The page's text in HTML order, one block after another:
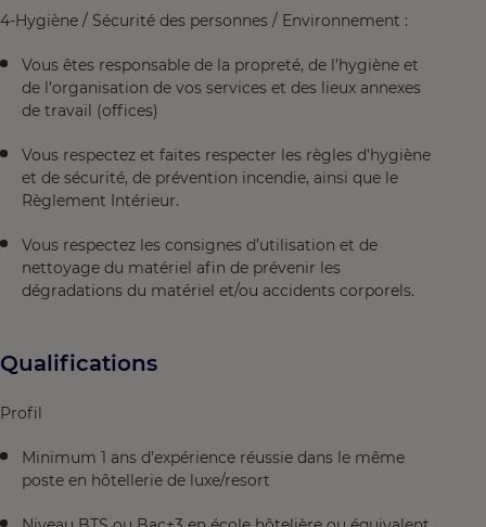
4-Hygiène / Sécurité des personnes / Environnement :
Vous êtes responsable de la propreté, de l’hygiène et
de l’organisation de vos services et des lieux annexes
de travail (offices)
Vous respectez et faites respecter les règles d'hygiène
et de sécurité, de prévention incendie, ainsi que le
Règlement Intérieur.
Vous respectez les consignes d’utilisation et de
nettoyage du matériel afin de prévenir les
dégradations du matériel et/ou accidents corporels.
Qualifications
Profil
Minimum 1 ans d’expérience réussie dans le même
poste en hôtellerie de luxe/resort